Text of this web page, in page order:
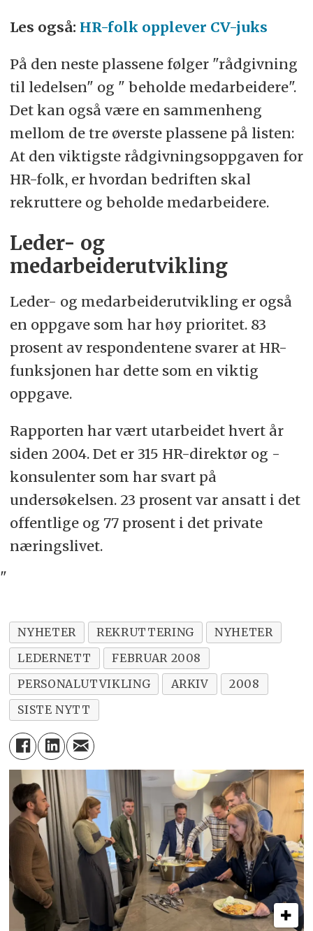
Les også: HR-folk opplever CV-juks
På den neste plassene følger "rådgivning
til ledelsen" og " beholde medarbeidere".
Det kan også være en sammenheng
mellom de tre øverste plassene på listen:
At den viktigste rådgivningsoppgaven for
HR-folk, er hvordan bedriften skal
rekruttere og beholde medarbeidere.
Leder- og
medarbeiderutvikling
Leder- og medarbeiderutvikling er også
en oppgave som har høy prioritet. 83
prosent av respondentene svarer at HR-
funksjonen har dette som en viktig
oppgave.
Rapporten har vært utarbeidet hvert år
siden 2004. Det er 315 HR-direktør og -
konsulenter som har svart på
undersøkelsen. 23 prosent var ansatt i det
offentlige og 77 prosent i det private
næringslivet.
"
NYHETER REKRUTTERING
NYHETER
LEDERNETT
FEBRUAR 2008
PERSONALUTVIKLING
ARKIV
2008
SISTE NYTT